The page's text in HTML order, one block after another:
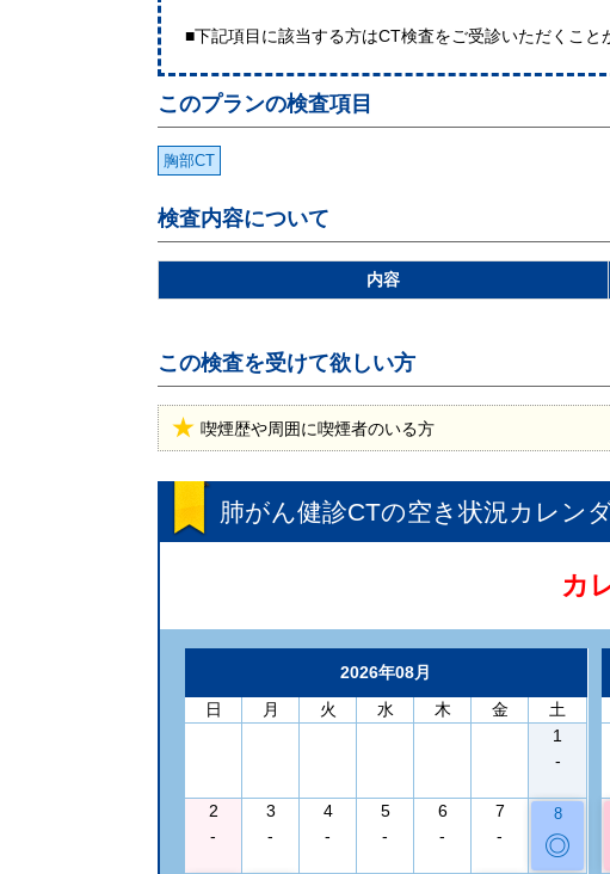
■下記項目に該当する方はCT検査をご受診いただくこと
このプランの検査項目
胸部CT
検査内容について
内容
この検査を受けて欲しい方
喫煙歴や周囲に喫煙者のいる方
肺がん健診CTの空き状況カレン
カ
2026年08月
日
月 火 水 木 金
土
1
-
2
-
3
-
4
-
5
-
6
-
7
-
8
◎